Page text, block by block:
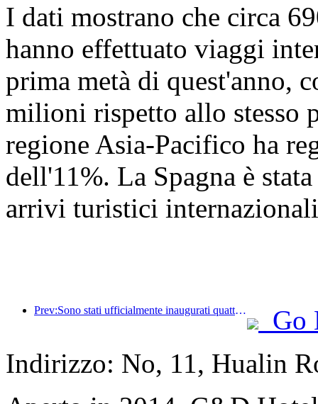
I dati mostrano che circa
hanno effettuato viaggi
prima metà di quest'anno,
milioni rispetto allo stesso
regione Asia-Pacifico ha
dell'11%. La Spagna è
arrivi turistici
Prev:Sono stati ufficialmente inaugurati quattro luoghi culturali, tra cui la nuova 'Jinling Poetry Hall' nella zona panoramica del lago Xuanwu a Nanchino.
Go
Indirizzo: No, 11, Hualin